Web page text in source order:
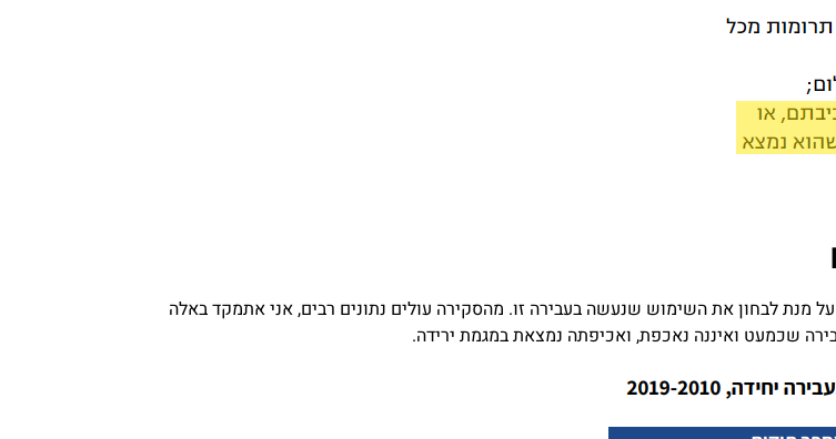
לבחון את השימוש שנעשה בעבירה זו. מהסקירה עולים נתונים רבים, אני אתמקד באלה
שכמעט ואיננה נאכפת, ואכיפתה נמצאת במגמת ירידה.